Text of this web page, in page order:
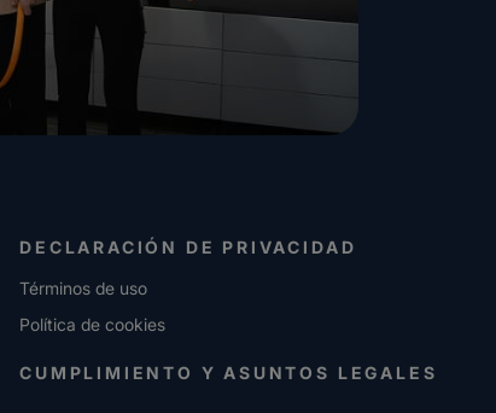
DECLARACIÓN DE PRIVACIDAD
Términos de uso
Política de cookies
CUMPLIMIENTO Y ASUNTOS LEGALES